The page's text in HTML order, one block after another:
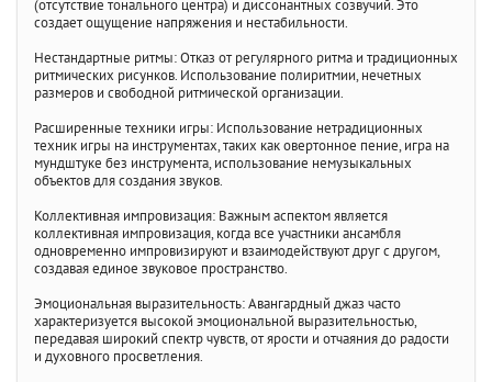
(отсутствие тонального центра) и диссонантных созвучий. Это
создает ощущение напряжения и нестабильности.
Нестандартные ритмы: Отказ от регулярного ритма и традиционных
ритмических рисунков. Использование полиритмии, нечетных
размеров и свободной ритмической организации.
Расширенные техники игры: Использование нетрадиционных
техник игры на инструментах, таких как овертонное пение, игра на
мундштуке без инструмента, использование немузыкальных
объектов для создания звуков.
Коллективная импровизация: Важным аспектом является
коллективная импровизация, когда все участники ансамбля
одновременно импровизируют и взаимодействуют друг с другом,
создавая единое звуковое пространство.
Эмоциональная выразительность: Авангардный джаз часто
характеризуется высокой эмоциональной выразительностью,
передавая широкий спектр чувств, от ярости и отчаяния до радости
и духовного просветления.